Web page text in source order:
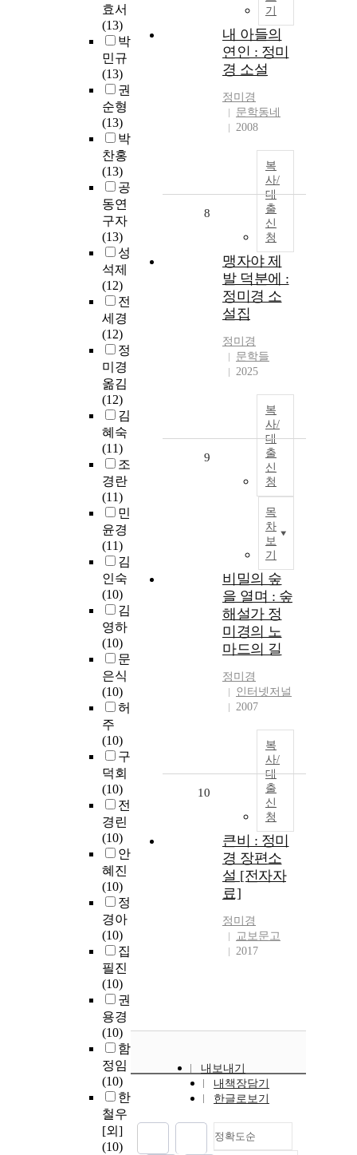
효서
(13)
박
민규
(13)
권
순형
(13)
박
찬홍
(13)
공
동연
구자
(13)
성
석제
(12)
전
세경
(12)
정
미경
옮김
(12)
김
혜숙
(11)
조
경란
(11)
민
윤경
(11)
김
인숙
(10)
김
영하
(10)
문
은식
(10)
허
주
(10)
구
덕회
(10)
전
경린
(10)
안
혜진
(10)
정
경아
(10)
집
필진
(10)
권
용경
(10)
함
정임
(10)
한
철우
[외]
(10)
기
내 아들의
연인 : 정미
경 소설
정미경
문학동네
2008
복
사/
대
출
신
청
8
맹자야 제
발 덕분에 :
정미경 소
설집
정미경
문학들
2025
복
사/
대
출
신
청
목
차
보
기
9
비밀의 숲
을 열며 : 숲
해설가 정
미경의 노
마드의 길
정미경
인터넷저널
2007
복
사/
대
출
신
청
10
큰비 : 정미
경 장편소
설 [전자자
료]
정미경
교보문고
2017
내보내기
내책장담기
한글로보기
정확도순